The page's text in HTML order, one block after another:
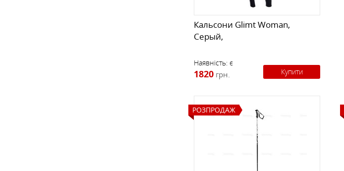
Кальсони Glimt Woman,
Серый,
Наявність: є
1820 грн. Купити
РОЗПРОДАЖ